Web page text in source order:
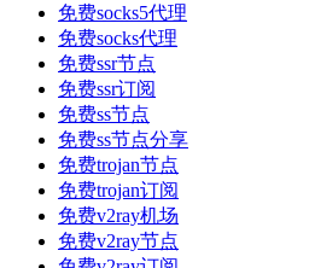
免费socks5代理
免费socks代理
免费ssr节点
免费ssr订阅
免费ss节点
免费ss节点分享
免费trojan节点
免费trojan订阅
免费v2ray机场
免费v2ray节点